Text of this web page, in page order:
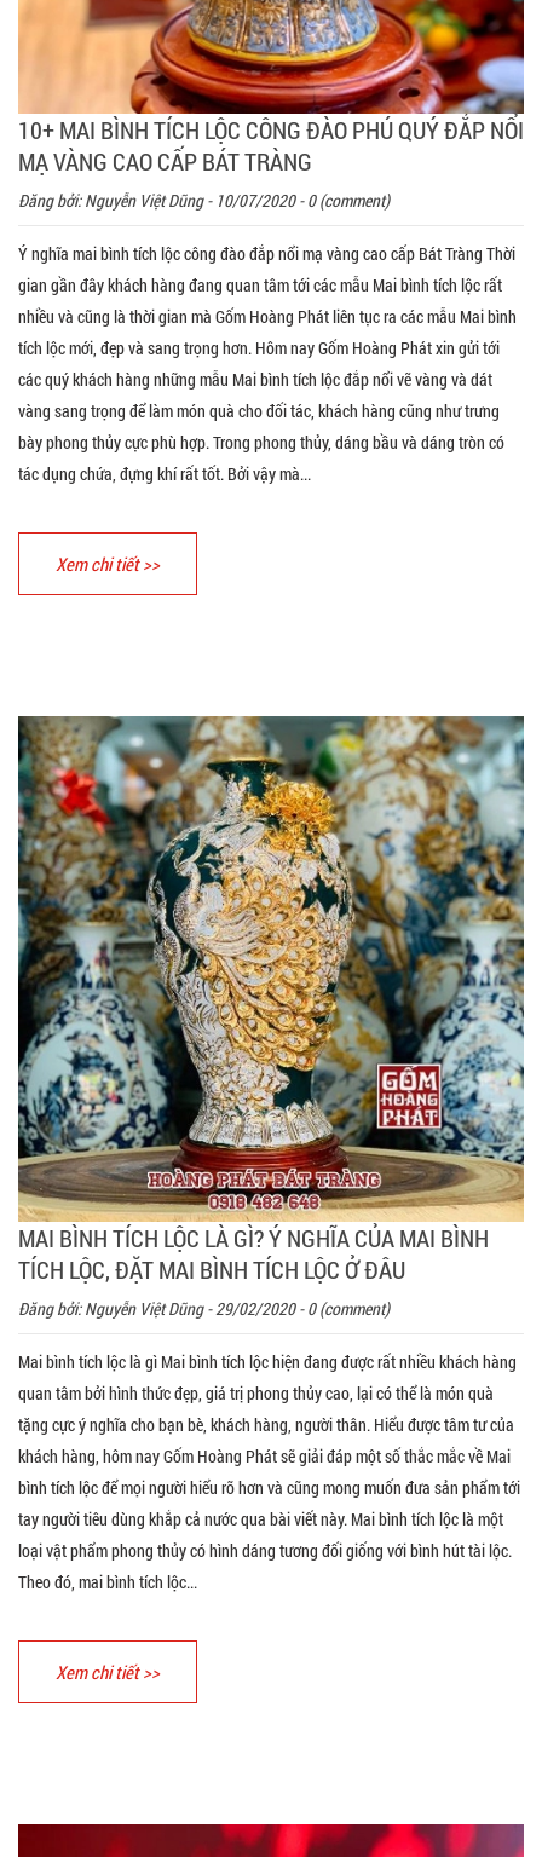
10+ MAI BÌNH TÍCH LỘC CÔNG ĐÀO PHÚ QUÝ ĐẮP NỔI
MẠ VÀNG CAO CẤP BÁT TRÀNG
Đăng bởi:Nguyễn Việt Dũng- 10/07/2020 - 0 (comment)
Ý nghĩa mai bình tích lộc công đào đắp nổi mạ vàng cao cấp Bát Tràng Thời
gian gần đây khách hàng đang quan tâm tới các mẫu Mai bình tích lộc rất
nhiều và cũng là thời gian mà Gốm Hoàng Phát liên tục ra các mẫu Mai bình
tích lộc mới, đẹp và sang trọng hơn. Hôm nay Gốm Hoàng Phát xin gửi tới
các quý khách hàng những mẫu Mai bình tích lộc đắp nổi vẽ vàng và dát
vàng sang trọng để làm món quà cho đối tác, khách hàng cũng như trưng
bày phong thủy cực phù hợp. Trong phong thủy, dáng bầu và dáng tròn có
tác dụng chứa, đựng khí rất tốt. Bởi vậy mà...
Xem chi tiết >>
MAI BÌNH TÍCH LỘC LÀ GÌ? Ý NGHĨA CỦA MAI BÌNH
TÍCH LỘC, ĐẶT MAI BÌNH TÍCH LỘC Ở ĐÂU
Đăng bởi:Nguyễn Việt Dũng- 29/02/2020 - 0 (comment)
Mai bình tích lộc là gì Mai bình tích lộc hiện đang được rất nhiều khách hàng
quan tâm bởi hình thức đẹp, giá trị phong thủy cao, lại có thể là món quà
tặng cực ý nghĩa cho bạn bè, khách hàng, người thân. Hiểu được tâm tư của
khách hàng, hôm nay Gốm Hoàng Phát sẽ giải đáp một số thắc mắc về Mai
bình tích lộc để mọi người hiểu rõ hơn và cũng mong muốn đưa sản phẩm tới
tay người tiêu dùng khắp cả nước qua bài viết này. Mai bình tích lộc là một
loại vật phẩm phong thủy có hình dáng tương đối giống với bình hút tài lộc.
Theo đó, mai bình tích lộc...
Xem chi tiết >>